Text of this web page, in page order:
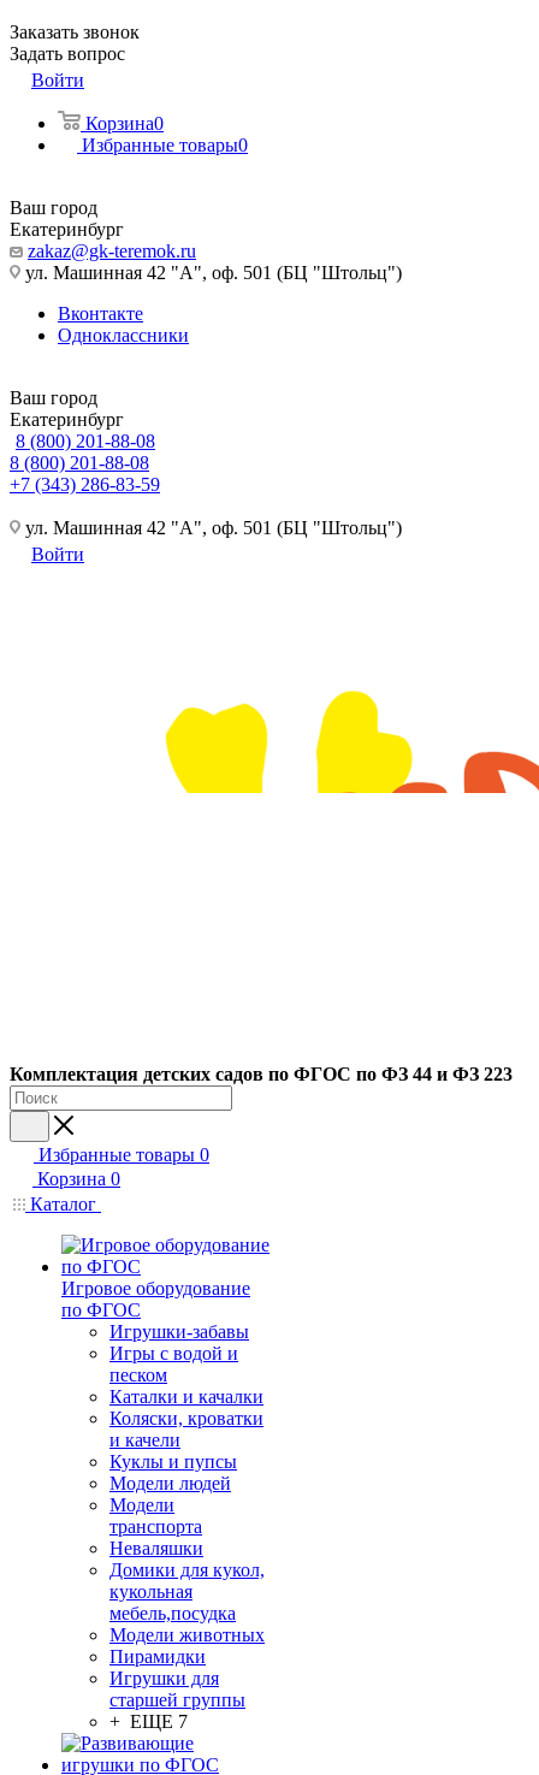
Заказать звонок
Задать вопрос
Войти
Корзина0
Избранные товары0
Ваш город
Екатеринбург
zakaz@gk-teremok.ru
ул. Машинная 42 "А", оф. 501 (БЦ "Штольц")
Вконтакте
Одноклассники
Ваш город
Екатеринбург
8 (800) 201-88-08
8 (800) 201-88-08
+7 (343) 286-83-59
ул. Машинная 42 "А", оф. 501 (БЦ "Штольц")
Войти
Комплектация детских садов по ФГОC по ФЗ 44 и ФЗ 223
Избранные товары 0
Корзина 0
Каталог
Игровое оборудование
по ФГОС
Игрушки-забавы
Игры с водой и
песком
Каталки и качалки
Коляски, кроватки
и качели
Куклы и пупсы
Модели людей
Модели
транспорта
Неваляшки
Домики для кукол,
кукольная
мебель,посудка
Модели животных
Пирамидки
Игрушки для
старшей группы
+ ЕЩЕ 7